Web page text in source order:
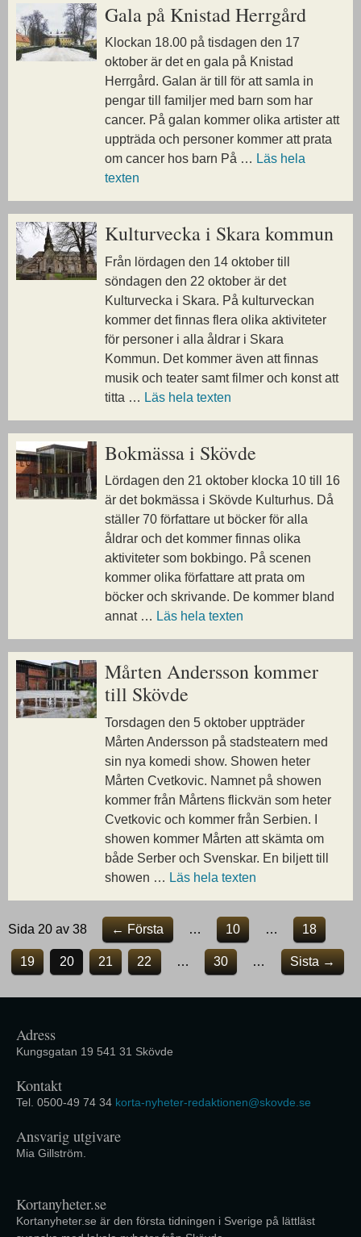
Gala på Knistad Herrgård
Klockan 18.00 på tisdagen den 17
oktober är det en gala på Knistad
Herrgård. Galan är till för att samla in
pengar till familjer med barn som har
cancer. På galan kommer olika artister att
uppträda och personer kommer att prata
om cancer hos barn På … Läs hela
texten
Kulturvecka i Skara kommun
Från lördagen den 14 oktober till
söndagen den 22 oktober är det
Kulturvecka i Skara. På kulturveckan
kommer det finnas flera olika aktiviteter
för personer i alla åldrar i Skara
Kommun. Det kommer även att finnas
musik och teater samt filmer och konst att
titta … Läs hela texten
Bokmässa i Skövde
Lördagen den 21 oktober klocka 10 till 16
är det bokmässa i Skövde Kulturhus. Då
ställer 70 författare ut böcker för alla
åldrar och det kommer finnas olika
aktiviteter som bokbingo. På scenen
kommer olika författare att prata om
böcker och skrivande. De kommer bland
annat … Läs hela texten
Mårten Andersson kommer
till Skövde
Torsdagen den 5 oktober uppträder
Mårten Andersson på stadsteatern med
sin nya komedi show. Showen heter
Mårten Cvetkovic. Namnet på showen
kommer från Mårtens flickvän som heter
Cvetkovic och kommer från Serbien. I
showen kommer Mårten att skämta om
både Serber och Svenskar. En biljett till
showen … Läs hela texten
Sida 20 av 38 ← Första … 10 … 18
19 20 21 22 … 30 … Sista →
Adress
Kungsgatan 19 541 31 Skövde
Kontakt
Tel. 0500-49 74 34 korta-nyheter-redaktionen@skovde.se
Ansvarig utgivare
Mia Gillström.
Kortanyheter.se
Kortanyheter.se är den första tidningen i Sverige på lättläst